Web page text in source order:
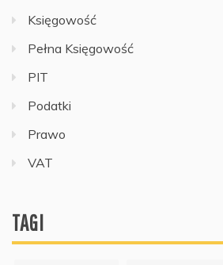
Księgowość
Pełna Księgowość
PIT
Podatki
Prawo
VAT
TAGI